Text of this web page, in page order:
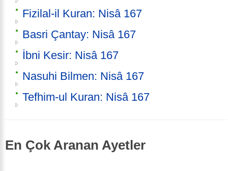
Fizilal-il Kuran: Nisâ 167
Basri Çantay: Nisâ 167
İbni Kesir: Nisâ 167
Nasuhi Bilmen: Nisâ 167
Tefhim-ul Kuran: Nisâ 167
En Çok Aranan Ayetler